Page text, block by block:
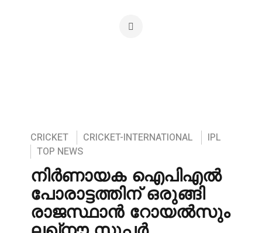
CRICKET CRICKET-INTERNATIONAL
IPL
TOP NEWS
നിർണായക ഐപിഎൽ
പോരാട്ടത്തിന് ഒരുങ്ങി
രാജസ്ഥാൻ റോയൽസും